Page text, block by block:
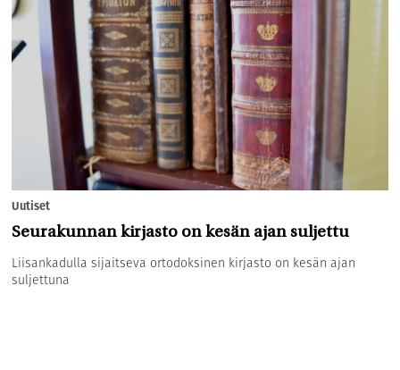
Uutiset
Seurakunnan kirjasto on kesän ajan suljettu
Liisankadulla sijaitseva ortodoksinen kirjasto on kesän ajan
suljettuna